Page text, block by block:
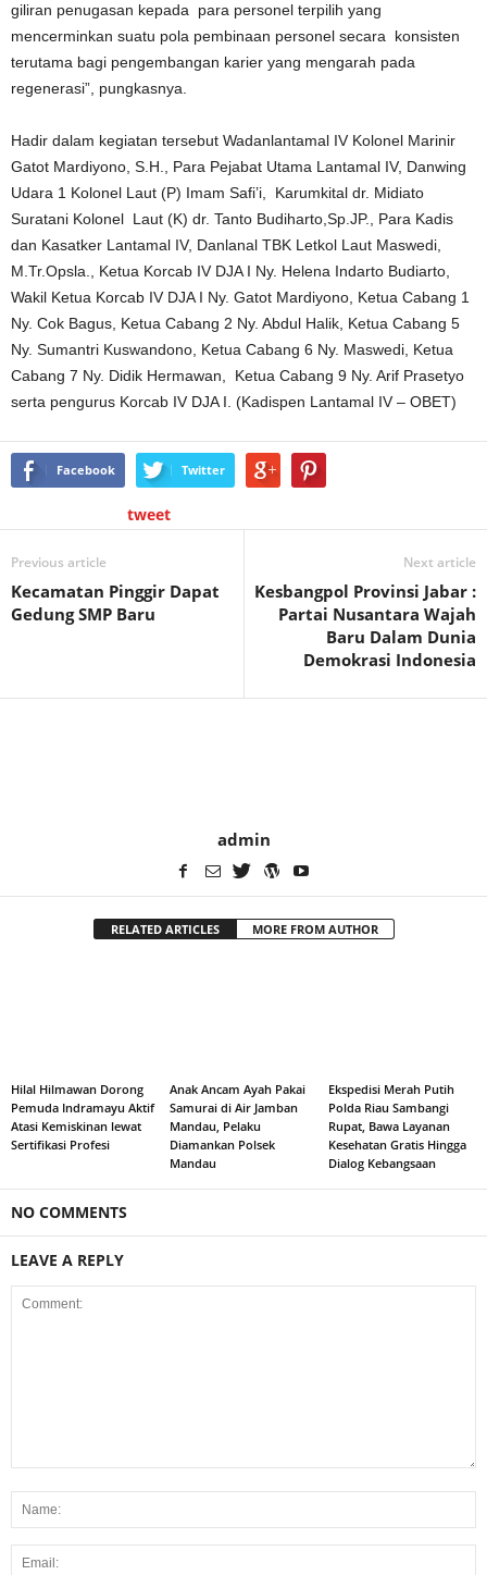
giliran penugasan kepada para personel terpilih yang
mencerminkan suatu pola pembinaan personel secara konsisten
terutama bagi pengembangan karier yang mengarah pada
regenerasi”, pungkasnya.
Hadir dalam kegiatan tersebut Wadanlantamal IV Kolonel Marinir
Gatot Mardiyono, S.H., Para Pejabat Utama Lantamal IV, Danwing
Udara 1 Kolonel Laut (P) Imam Safi’i, Karumkital dr. Midiato
Suratani Kolonel Laut (K) dr. Tanto Budiharto,Sp.JP., Para Kadis
dan Kasatker Lantamal IV, Danlanal TBK Letkol Laut Maswedi,
M.Tr.Opsla., Ketua Korcab IV DJA I Ny. Helena Indarto Budiarto,
Wakil Ketua Korcab IV DJA I Ny. Gatot Mardiyono, Ketua Cabang 1
Ny. Cok Bagus, Ketua Cabang 2 Ny. Abdul Halik, Ketua Cabang 5
Ny. Sumantri Kuswandono, Ketua Cabang 6 Ny. Maswedi, Ketua
Cabang 7 Ny. Didik Hermawan, Ketua Cabang 9 Ny. Arif Prasetyo
serta pengurus Korcab IV DJA I. (Kadispen Lantamal IV – OBET)
Facebook Twitter
tweet
Previous article
Kecamatan Pinggir Dapat
Gedung SMP Baru
Next article
Kesbangpol Provinsi Jabar :
Partai Nusantara Wajah
Baru Dalam Dunia
Demokrasi Indonesia
admin
RELATED ARTICLES MORE FROM AUTHOR
Hilal Hilmawan Dorong
Pemuda Indramayu Aktif
Atasi Kemiskinan lewat
Sertifikasi Profesi
Anak Ancam Ayah Pakai
Samurai di Air Jamban
Mandau, Pelaku
Diamankan Polsek
Mandau
Ekspedisi Merah Putih
Polda Riau Sambangi
Rupat, Bawa Layanan
Kesehatan Gratis Hingga
Dialog Kebangsaan
NO COMMENTS
LEAVE A REPLY